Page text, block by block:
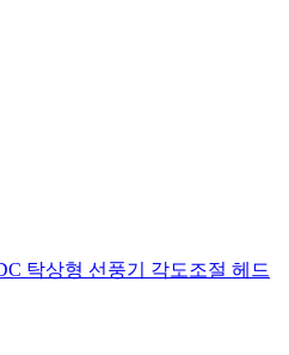
탁상형 선풍기 각도조절 헤드